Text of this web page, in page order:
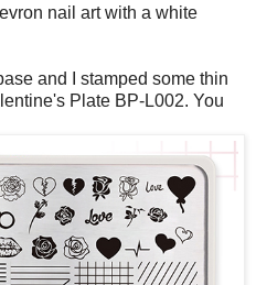
nail art with a white
and I stamped some thin
Plate BP-L002. You